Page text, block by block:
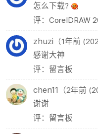
怎么下载?
评：CorelDRAW
zhuzi （1年前
感谢大神
评：留言板
chen11 （2年前
谢谢
评：留言板